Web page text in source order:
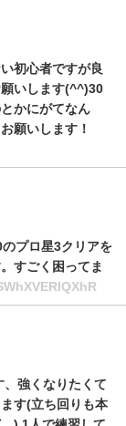
初心者ですが良
いします(^^)30
かにがてなん
願いします！
プロ星3クリアを
すごく困ってま
強くなりたくて
す(立ち回りも本